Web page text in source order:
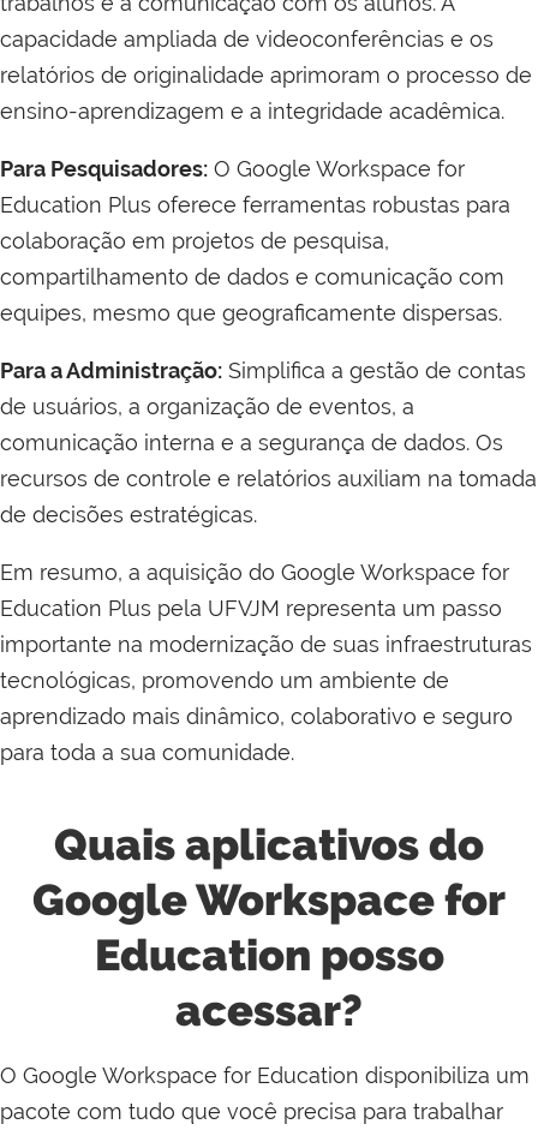
capacidade ampliada de videoconferências e os
relatórios de originalidade aprimoram o processo de
ensino-aprendizagem e a integridade acadêmica.
Para Pesquisadores: O Google Workspace for
Education Plus oferece ferramentas robustas para
colaboração em projetos de pesquisa,
compartilhamento de dados e comunicação com
equipes, mesmo que geograficamente dispersas.
Para a Administração: Simplifica a gestão de contas
de usuários, a organização de eventos, a
comunicação interna e a segurança de dados. Os
recursos de controle e relatórios auxiliam na tomada
de decisões estratégicas.
Em resumo, a aquisição do Google Workspace for
Education Plus pela UFVJM representa um passo
importante na modernização de suas infraestruturas
tecnológicas, promovendo um ambiente de
aprendizado mais dinâmico, colaborativo e seguro
para toda a sua comunidade.
Quais aplicativos do
Google Workspace for
Education posso
acessar?
O Google Workspace for Education disponibiliza um
pacote com tudo que você precisa para trabalhar